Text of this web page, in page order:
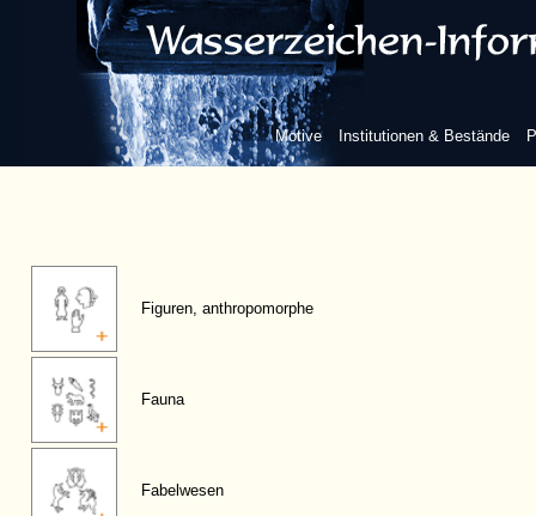
Motive Institutionen & Bestände
Figuren, anthropomorphe
Fauna
Fabelwesen